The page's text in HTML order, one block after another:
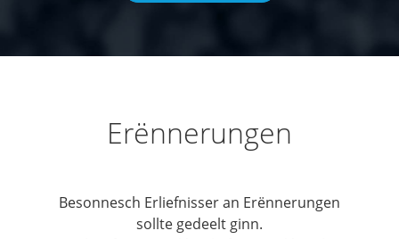
Erënnerungen
Besonnesch Erliefnisser an Erënnerungen
sollte gedeelt ginn.